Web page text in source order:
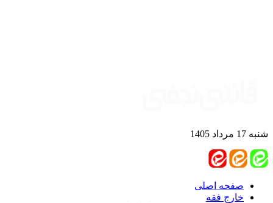
شنبه 17 مرداد 1405
صفحه اصلی
خارج فقه